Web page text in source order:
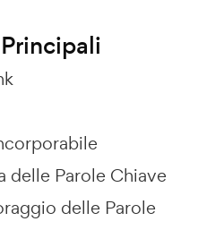
delle Parole Chiave
delle Parole